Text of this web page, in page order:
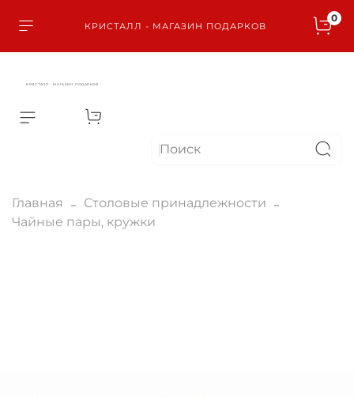
КРИСТАЛЛ - МАГАЗИН ПОДАРКОВ
0
КРИСТАЛЛ - МАГАЗИН ПОДАРКОВ
Главная
Столовые принадлежности
Чайные пары, кружки